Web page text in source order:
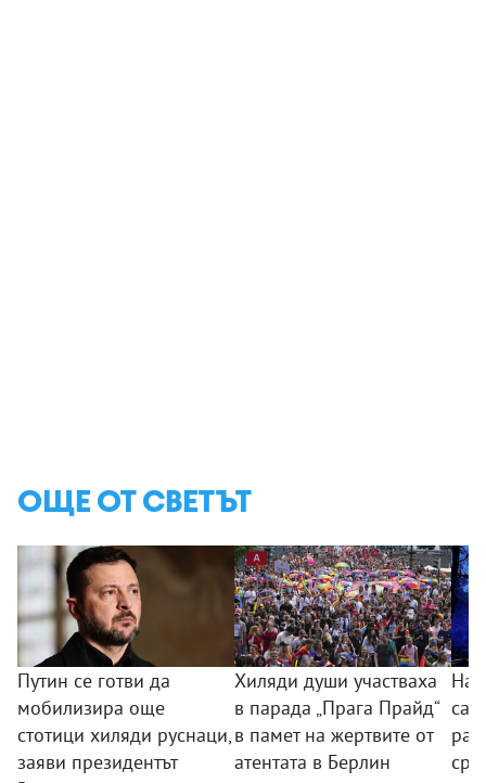
ОЩЕ ОТ СВЕТЪТ
Путин се готви да
мобилизира още
стотици хиляди руснаци,
заяви президентът
Хиляди души участваха
в парада „Прага Прайд“
в памет на жертвите от
атентата в Берлин
са